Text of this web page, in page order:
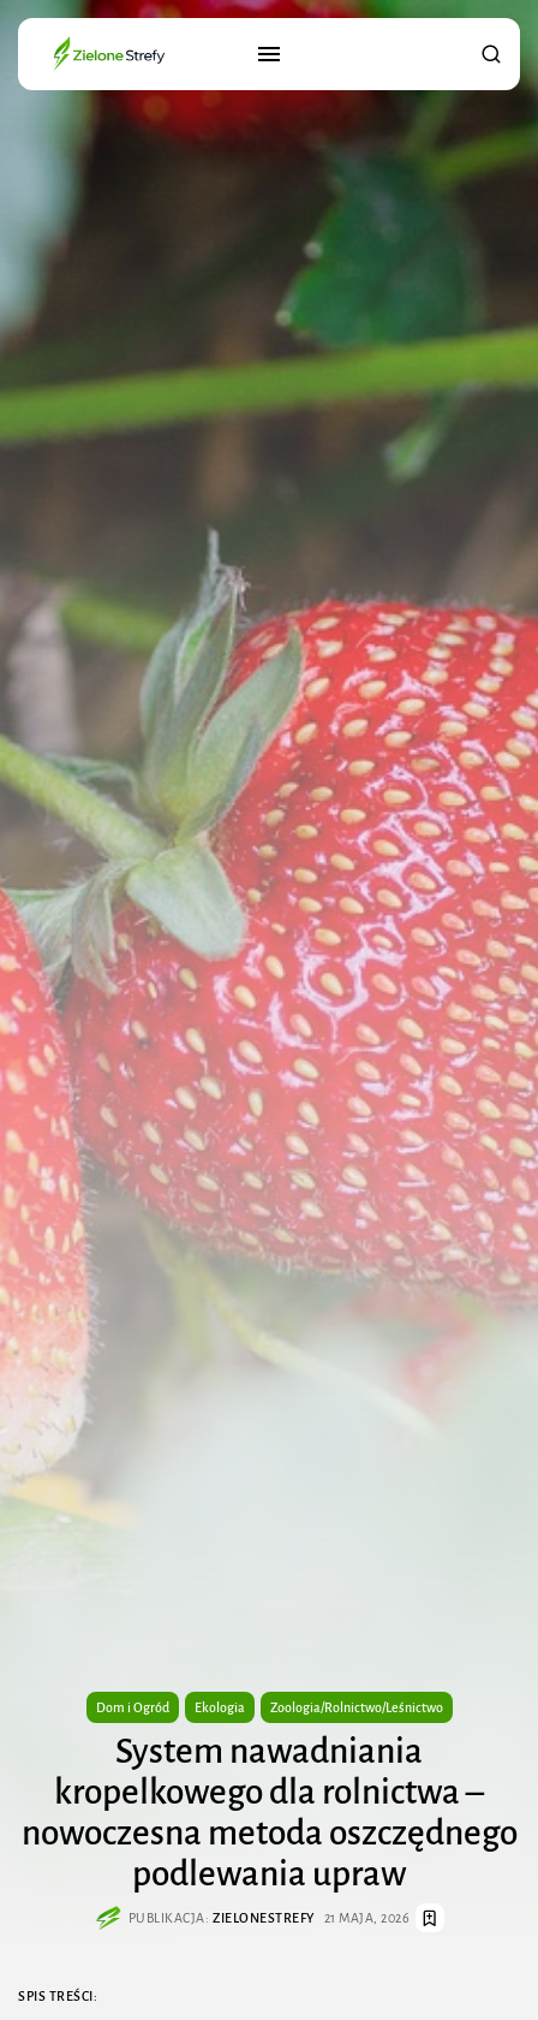
Dom i Ogród Ekologia Zoologia/Rolnictwo/Leśnictwo
System nawadniania
kropelkowego dla rolnictwa –
nowoczesna metoda oszczędnego
podlewania upraw
PUBLIKACJA: ZIELONESTREFY 21 MAJA, 2026
SPIS TREŚCI: